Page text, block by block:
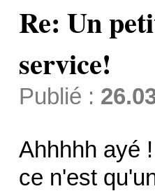
Re: Un
service!
Publié :
Ahhhhh ayé
ce n'est